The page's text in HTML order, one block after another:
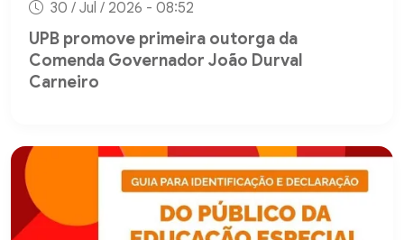
30 / Jul / 2026 - 08:52
UPB promove primeira outorga da
Comenda Governador João Durval
Carneiro